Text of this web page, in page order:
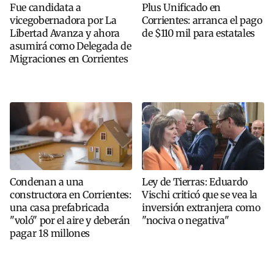
Fue candidata a
vicegobernadora por La
Libertad Avanza y ahora
asumirá como Delegada de
Migraciones en Corrientes
Plus Unificado en
Corrientes: arranca el pago
de $110 mil para estatales
Condenan a una
constructora en Corrientes:
una casa prefabricada
"voló" por el aire y deberán
pagar 18 millones
Ley de Tierras: Eduardo
Vischi criticó que se vea la
inversión extranjera como
"nociva o negativa"